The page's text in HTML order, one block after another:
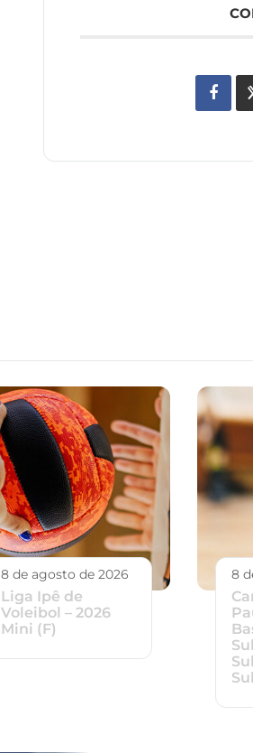
8 de agosto de 2026
Liga Ipê de
Voleibol – 2026
Mini (F)
8